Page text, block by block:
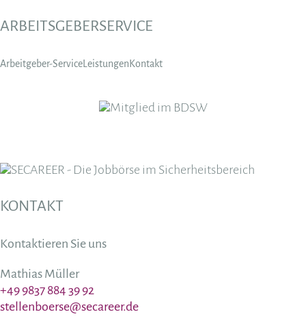
ARBEITSGEBERSERVICE
Arbeitgeber-ServiceLeistungenKontakt
KONTAKT
Kontaktieren Sie uns
Mathias Müller
+49 9837 884 39 92
stellenboerse@secareer.de